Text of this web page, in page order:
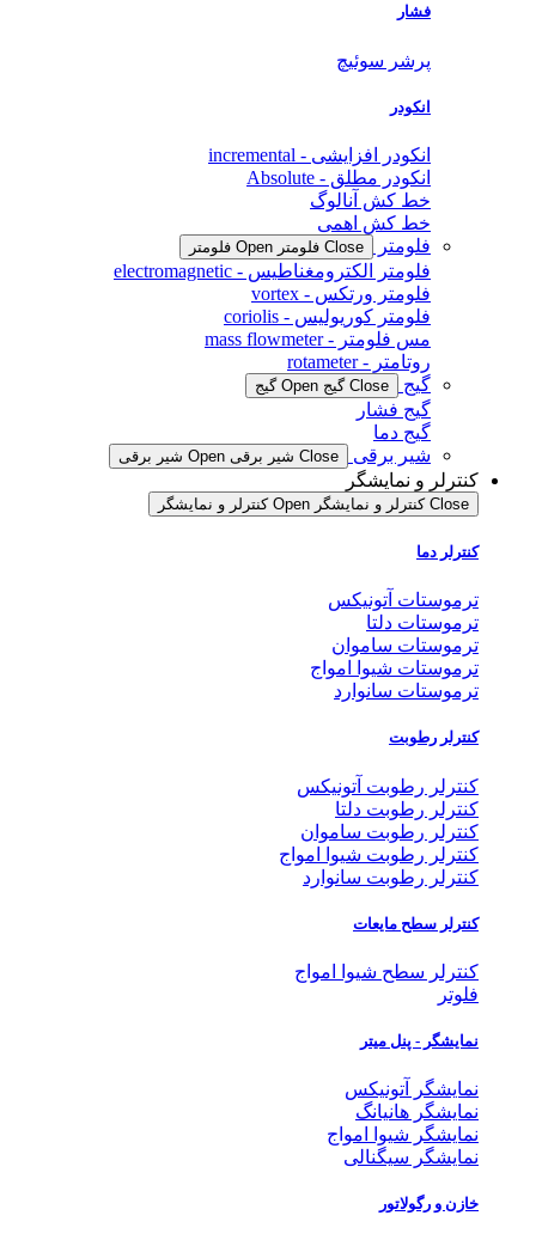
فشار
پرشر سوئیچ
انکودر
انکودر افزایشی - incremental
انکودر مطلق - Absolute
خط کش آنالوگ
خط کش اهمی
فلومتر
Close فلومتر Open فلومتر
فلومتر الکترومغناطیس - electromagnetic
فلومتر ورتکس - vortex
فلومتر کوریولیس - coriolis
مس فلومتر - mass flowmeter
روتامتر - rotameter
گیج
Close گیج Open گیج
گیج فشار
گیج دما
شیر برقی
Close شیر برقی Open شیر برقی
کنترلر و نمایشگر
Close کنترلر و نمایشگر Open کنترلر و نمایشگر
کنترلر دما
ترموستات آتونیکس
ترموستات دلتا
ترموستات ساموان
ترموستات شیوا امواج
ترموستات سانوارد
کنترلر رطوبت
کنترلر رطوبت آتونیکس
کنترلر رطوبت دلتا
کنترلر رطوبت ساموان
کنترلر رطوبت شیوا امواج
کنترلر رطوبت سانوارد
کنترلر سطح مایعات
کنترلر سطح شیوا امواج
فلوتر
نمایشگر - پنل میتر
نمایشگر آتونیکس
نمایشگر هانیانگ
نمایشگر شیوا امواج
نمایشگر سیگنالی
خازن و رگولاتور